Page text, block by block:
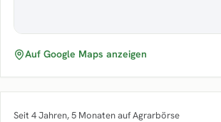
Auf Google Maps anzeigen
Seit 4 Jahren, 5 Monaten auf Agrarbörse